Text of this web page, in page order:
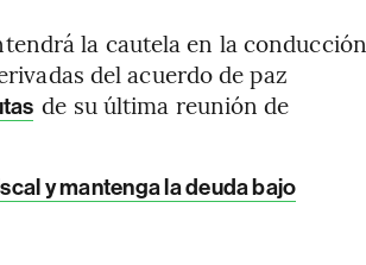
la cautela en la conducción
del acuerdo de paz
de su última reunión de
y mantenga la deuda bajo